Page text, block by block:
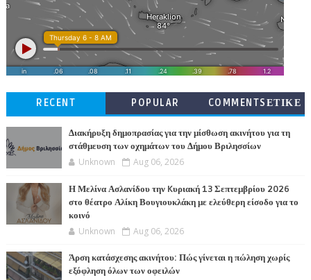
RECENT POPULAR
COMMENTSΕΤΙΚΕ
Διακήρυξη δημοπρασίας για την μίσθωση ακινήτου για τη
στάθμευση των οχημάτων του Δήμου Βριλησσίων
Unknown Aug 06, 2026
Η Μελίνα Ασλανίδου την Kυριακή 13 Σεπτεμβρίου 2026
στο θέατρο Αλίκη Βουγιουκλάκη με ελεύθερη είσοδο για το
κοινό
Unknown Aug 06, 2026
Άρση κατάσχεσης ακινήτου: Πώς γίνεται η πώληση χωρίς
εξόφληση όλων των οφειλών